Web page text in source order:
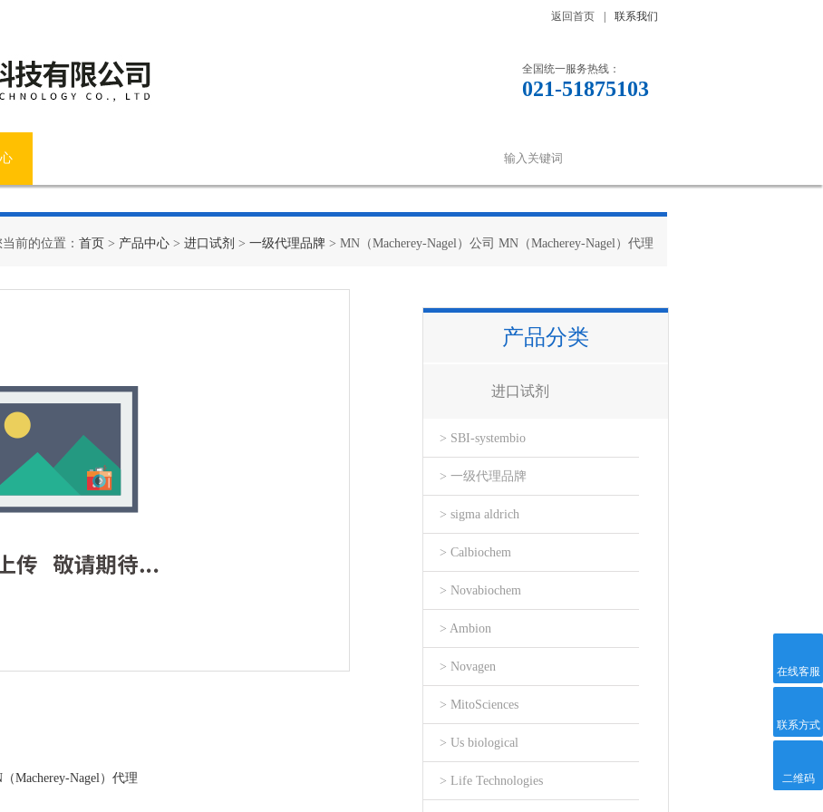
返回首页 联系我们
全国统一服务热线：
021-51875103
前的位置： 首页 > 产品中心 > 进口试剂 > 一级代理品牌 > MN（Macherey-Nagel）公司 MN（Macherey-Nagel）代理
Macherey-Nagel）代理
产品分类
进口试剂
> SBI-systembio
> 一级代理品牌
> sigma aldrich
> Calbiochem
> Novabiochem
> Ambion
> Novagen
> MitoSciences
> Us biological
> Life Technologies
在线客服
联系方式
二维码